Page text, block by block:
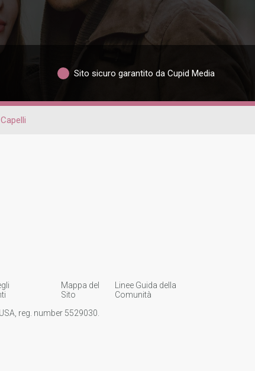
Sito sicuro garantito da Cupid Media
Mappa del
Sito
Linee Guida della
Comunità
reg. number 5529030.